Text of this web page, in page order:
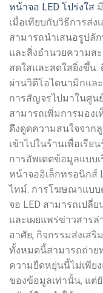
หน้าจอ LED โปร่งใส
เมื่อเทียบกับวิธีการส่ง
สามารถนำเสนอรูปลั
และสิ่งอำนวยความส
สดใสและสดใสยิ่งขึ้น.
ผ่านวิดีโอไดนามิกแล
การสัญจรไปมาในศูน
สามารถเพิ่มการมอง
ดึงดูดความสนใจจาก
เข้าไปในร้านเพื่อเรีย
การอัพเดตข้อมูลแบบ
หน้าจออิเล็กทรอนิกส์
ไทม์. การโฆษณาแบบ
จอ LED สามารถเปลี่
และเผยแพร่ข่าวสาร
อาศัย, กิจกรรมส่งเส
ทั้งหมดนี้สามารถถ่าย
ความยืดหยุ่นนี้ไม่เพีย
ของข้อมูลเท่านั้น, แต่ยั